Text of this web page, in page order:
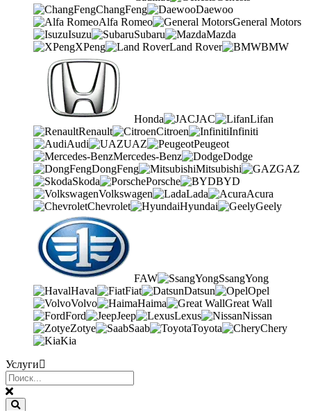
ChangFeng
Daewoo
Alfa Romeo
General Motors
Isuzu
Subaru
Mazda
XPeng
Land Rover BMW
Honda JAC
Lifan
Renault
Citroen
Infiniti
Audi
UAZ
Peugeot
Mercedes-Benz
Dodge
DongFeng
Mitsubishi
GAZ
Skoda
Porsche
BYD
Volkswagen
Lada
Acura
Chevrolet
Hyundai Geely
FAW
SsangYong
Haval
Fiat Datsun
Opel
Volvo
Haima
Great Wall
Ford
Jeep Lexus
Nissan
Zotye
Saab Toyota
Chery
Kia
Услуги